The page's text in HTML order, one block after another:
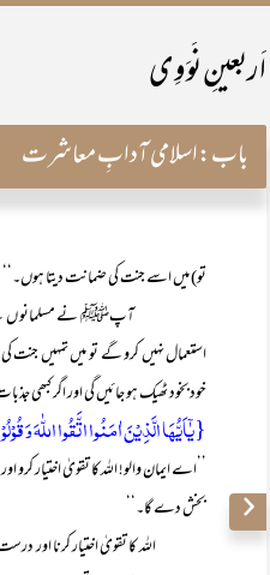
اَربعینِ نَوَوِی
باب:اسلامی آدابِ معاشرت
تو) میں اسے جنت کی ضمانت دیتا ہوں۔‘‘
آپﷺ نے مسلمانو ں سے فرمایا
استعمال نہیں کرو گے تو میں تمہیں
خودبخود ٹھیک ہو جائیں گی اور اگر کبھی
{یٰۤاَیُّہَا الَّذِیۡنَ اٰمَنُوا اتَّقُوا اللّٰہَ وَ قُوۡلُوۡا قَوۡلًا سَدِیۡدًا ﴿ۙ۷۰﴾یُّصۡلِحۡ
’’اے ایمان والو! اللہ کا تقویٰ
بخش دے گا۔‘‘
اللہ کا تقویٰ اختیار کرنا اور